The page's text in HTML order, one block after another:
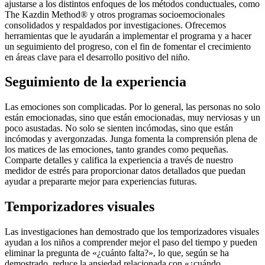
ajustarse a los distintos enfoques de los métodos conductuales, como
The Kazdin Method® y otros programas socioemocionales
consolidados y respaldados por investigaciones. Ofrecemos
herramientas que le ayudarán a implementar el programa y a hacer
un seguimiento del progreso, con el fin de fomentar el crecimiento
en áreas clave para el desarrollo positivo del niño.
Seguimiento de la experiencia
Las emociones son complicadas. Por lo general, las personas no solo
están emocionadas, sino que están emocionadas, muy nerviosas y un
poco asustadas. No solo se sienten incómodas, sino que están
incómodas y avergonzadas. Junga fomenta la comprensión plena de
los matices de las emociones, tanto grandes como pequeñas.
Comparte detalles y califica la experiencia a través de nuestro
medidor de estrés para proporcionar datos detallados que puedan
ayudar a prepararte mejor para experiencias futuras.
Temporizadores visuales
Las investigaciones han demostrado que los temporizadores visuales
ayudan a los niños a comprender mejor el paso del tiempo y pueden
eliminar la pregunta de «¿cuánto falta?», lo que, según se ha